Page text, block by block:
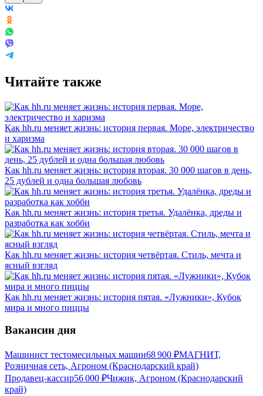
Читайте также
Как hh.ru меняет жизнь: история первая. Море, электричество
и харизма
Как hh.ru меняет жизнь: история вторая. 30 000 шагов в день,
25 дублей и одна большая любовь
Как hh.ru меняет жизнь: история третья. Удалёнка, дреды и
разработка как хобби
Как hh.ru меняет жизнь: история четвёртая. Стиль, мечта и
ясный взгляд
Как hh.ru меняет жизнь: история пятая. «Лужники», Кубок
мира и много пиццы
Вакансии дня
Машинист тестомесильных машин68 900 ₽МАГНИТ,
Розничная сеть, Агроном (Краснодарский край)
Продавец-кассир56 000 ₽Чижик, Агроном (Краснодарский
край)